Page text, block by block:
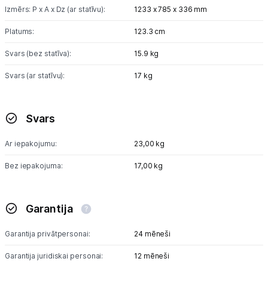
Izmērs: P x A x Dz (ar statīvu): 1233 x 785 x 336 mm
Platums: 123.3 cm
Svars (bez statīva): 15.9 kg
Svars (ar statīvu): 17 kg
Svars
Ar iepakojumu: 23,00 kg
Bez iepakojuma: 17,00 kg
Garantija
Garantija privātpersonai: 24 mēneši
Garantija juridiskai personai: 12 mēneši